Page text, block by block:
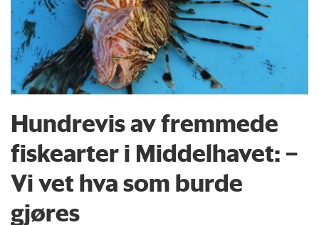
Hundrevis av fremmede
fiskearter i Middelhavet: –
Vi vet hva som burde
gjøres